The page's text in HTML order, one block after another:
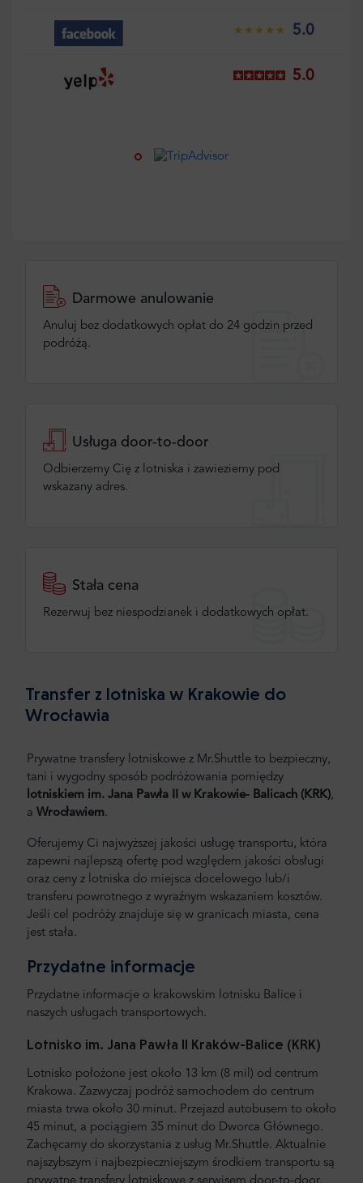
5.0
5.0
Darmowe anulowanie
Anuluj bez dodatkowych opłat do 24 godzin przed
podróżą.
Usługa door-to-door
Odbierzemy Cię z lotniska i zawieziemy pod
wskazany adres.
Stała cena
Rezerwuj bez niespodzianek i dodatkowych opłat.
Transfer z lotniska w Krakowie do
Wrocławia
Prywatne transfery lotniskowe z Mr.Shuttle to bezpieczny,
tani i wygodny sposób podróżowania pomiędzy
lotniskiem im. Jana Pawła II w Krakowie- Balicach (KRK),
a Wrocławiem.
Oferujemy Ci najwyższej jakości usługę transportu, która
zapewni najlepszą ofertę pod względem jakości obsługi
oraz ceny z lotniska do miejsca docelowego lub/i
transferu powrotnego z wyraźnym wskazaniem kosztów.
Jeśli cel podróży znajduje się w granicach miasta, cena
jest stała.
Przydatne informacje
Przydatne informacje o krakowskim lotnisku Balice i
naszych usługach transportowych.
Lotnisko im. Jana Pawła II Kraków-Balice (KRK)
Lotnisko położone jest około 13 km (8 mil) od centrum
Krakowa. Zazwyczaj podróż samochodem do centrum
miasta trwa około 30 minut. Przejazd autobusem to około
45 minut, a pociągiem 35 minut do Dworca Głównego.
Zachęcamy do skorzystania z usług Mr.Shuttle. Aktualnie
najszybszym i najbezpieczniejszym środkiem transportu są